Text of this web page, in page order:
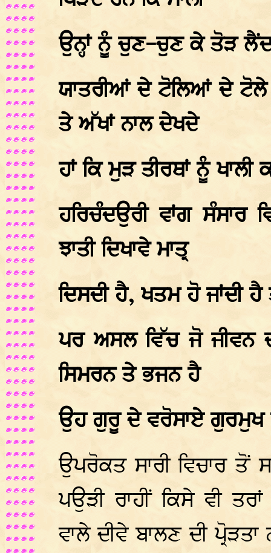
ਉਨ੍ਹਾਂ ਨੂੰ ਚੁਣ-ਚੁਣ ਕੇ ਤੋੜ
ਯਾਤਰੀਆਂ ਦੇ ਟੋਲਿਆਂ ਦੇ ਟੋਲੇ
ਤੇ ਅੱਖਾਂ ਨਾਲ ਦੇਖਦੇ
ਹਾਂ ਕਿ ਮੁੜ ਤੀਰਥਾਂ ਨੂੰ
ਹਰਿਚੰਦਉਰੀ ਵਾਂਗ
ਝਾਤੀ ਦਿਖਾਵੇ ਮਾਤ੍ਰ
ਦਿਸਦੀ ਹੈ, ਖਤਮ ਹੋ ਜਾਂਦੀ
ਪਰ ਅਸਲ ਵਿੱਚ ਜੋ ਜੀਵਨ
ਸਿਮਰਨ ਤੇ ਭਜਨ ਹੈ
ਉਹ ਗੁਰੂ ਦੇ ਵਰੋਸਾਏ ਗੁਰਮੁਖ
ਉਪਰੋਕਤ ਸਾਰੀ ਵਿਚਾਰ ਤੋਂ
ਪਉੜੀ ਰਾਹੀਂ ਕਿਸੇ ਵੀ ਤਰਾਂ
ਵਾਲੇ ਦੀਵੇ ਬਾਲਣ ਦੀ